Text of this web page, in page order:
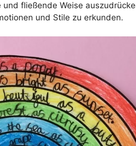
fließende Weise
und Stile zu erkunden.